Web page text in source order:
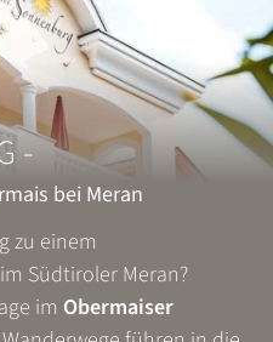
für sich.
Flair
.
-
bei Meran
zu einem
Südtiroler Meran?
im Obermaiser